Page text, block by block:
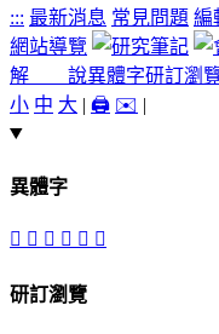
::: 最新消息 常見問題 編
網站導覽
解 說異體字研訂瀏
小 中 大 | 🖨️ ✉️ |
異體字
𢿊 󸄧 𤝗 󸄦 󸄨 𤱞
研訂瀏覽